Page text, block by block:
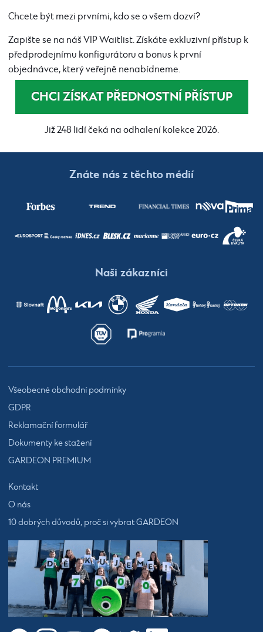
Chcete být mezi prvními, kdo se o všem dozví?
Zapište se na náš VIP Waitlist. Získáte exkluzivní přístup k
předprodejnímu konfigurátoru a bonus k první
objednávce, který veřejně nenabídneme.
CHCI ZÍSKAT PŘEDNOSTNÍ PŘÍSTUP
Již 248 lidí čeká na odhalení kolekce 2026.
Znáte nás z těchto médií
Naši zákazníci
Všeobecné obchodní podmínky
GDPR
Reklamační formulář
Dokumenty ke stažení
GARDEON PREMIUM
Kontakt
O nás
10 dobrých důvodů, proč si vybrat GARDEON